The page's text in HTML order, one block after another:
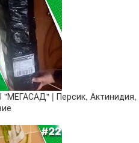
| Персик, Актинидия,